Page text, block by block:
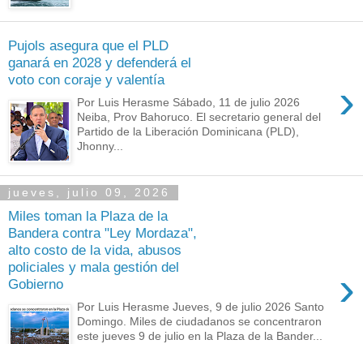
Pujols asegura que el PLD
ganará en 2028 y defenderá el
voto con coraje y valentía
›
Por Luis Herasme Sábado, 11 de julio 2026
Neiba, Prov Bahoruco. El secretario general del
Partido de la Liberación Dominicana (PLD),
Jhonny...
jueves, julio 09, 2026
Miles toman la Plaza de la
Bandera contra "Ley Mordaza",
alto costo de la vida, abusos
policiales y mala gestión del
Gobierno
›
Por Luis Herasme Jueves, 9 de julio 2026 Santo
Domingo. Miles de ciudadanos se concentraron
este jueves 9 de julio en la Plaza de la Bander...